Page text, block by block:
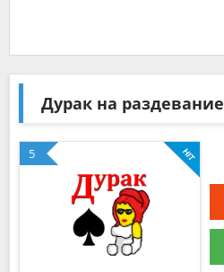
Дурак на раздевание
5